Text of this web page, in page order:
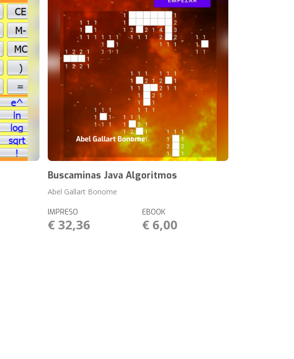
Buscaminas Java Algoritmos
Abel Gallart Bonome
IMPRESO
€ 32,36
EBOOK
€ 6,00